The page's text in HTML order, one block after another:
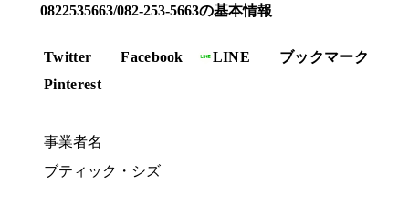
0822535663/082-253-5663の基本情報
Twitter Facebook LINE
ブックマーク
Pinterest
事業者名
ブティック・シズ